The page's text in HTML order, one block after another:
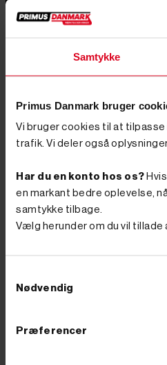
Samtykke
Primus Danmark bruger
Vi bruger cookies til at
trafik. Vi deler også
Har du en konto hos os?
en markant bedre oplevelse,
samtykke tilbage.
Vælg herunder om du vil tillade
Nødvendig
Præferencer
afhænger af opgaven. Skal
professionelt, får du brug
maskiner under 2 ton.
hvor langt gravearmen er
og 50 % af sin egen vægt.
diesel eller el? Vælg
fleksible opgaver. Du kan
drivkrafttyper i hver sin
transporterer jeg en
på op til 2 ton kan
du selv kan køre
for et benzindrevet
og effektivitet, når du skal